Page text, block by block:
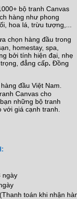
bộ tranh Canvas
hàng như phong
hoa lá, trừu tượng,...
chọn hàng đầu trong
homestay, spa,
bởi tính hiện đại, nhẹ
đẳng cấp. Đồng
đầu Việt Nam.
Canvas cho
những bộ tranh
với giá cạnh tranh.
ngày
toán khi nhận